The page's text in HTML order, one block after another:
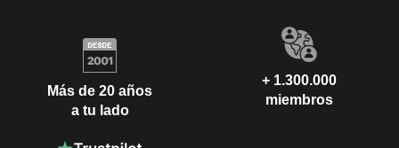
Más de 20 años
a tu lado
+ 1.300.000
miembros